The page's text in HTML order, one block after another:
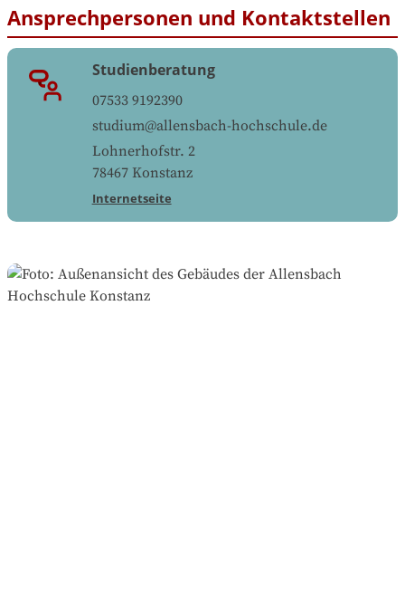
Ansprechpersonen und Kontaktstellen
Studienberatung
07533 9192390
studium@allensbach-hochschule.de
Lohnerhofstr. 2
78467 Konstanz
Internetseite